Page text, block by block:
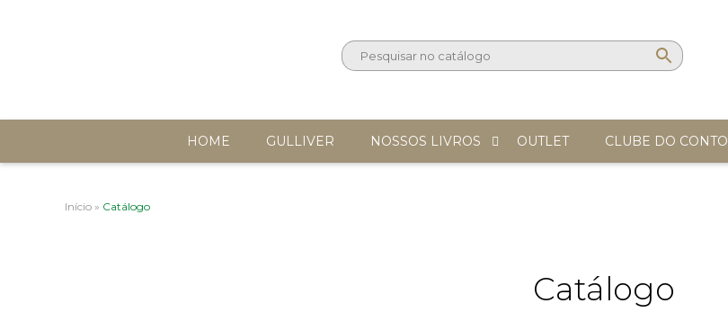
HOME GULLIVER NOSSOS LIVROS OUTLET CLUBE DO CONTO
Início » Catálogo
Catálogo